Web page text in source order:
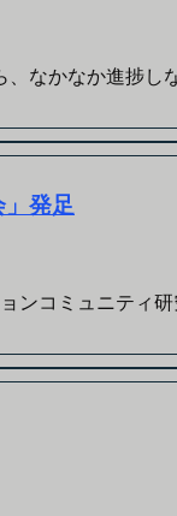
、なかなか進捗
」発足
ンコミュニティ